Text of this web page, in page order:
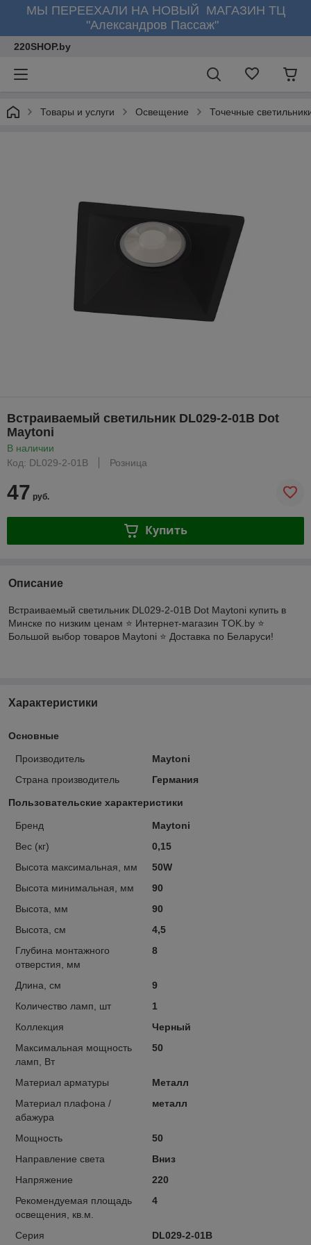
МЫ ПЕРЕЕХАЛИ НА НОВЫЙ МАГАЗИН ТЦ
"Александров Пассаж"
220SHOP.by
Товары и услуги Освещение Точечные
Встраиваемый светильник DL029-2-01B Dot
Maytoni
В наличии
Код: DL029-2-01B
Розница
47 руб.
Купить
Описание
Встраиваемый светильник DL029-2-01B Dot Maytoni купить в
Минске по низким ценам ⭐️ Интернет-магазин TOK.by ⭐️
Большой выбор товаров Maytoni ⭐️ Доставка по Беларуси!
Характеристики
Основные
Производитель
Maytoni
Страна производитель
Германия
Пользовательские характеристики
Бренд
Maytoni
Вес (кг)
0,15
Высота максимальная, мм
50W
Высота минимальная, мм
90
Высота, мм
90
Высота, см
4,5
Глубина монтажного
отверстия, мм
8
Длина, см
9
Количество ламп, шт
1
Коллекция
Черный
Максимальная мощность
ламп, Вт
50
Материал арматуры
Металл
Материал плафона /
абажура
металл
Мощность
50
Направление света
Вниз
Напряжение
220
Рекомендуемая площадь
освещения, кв.м.
4
Серия DL029-2-01B